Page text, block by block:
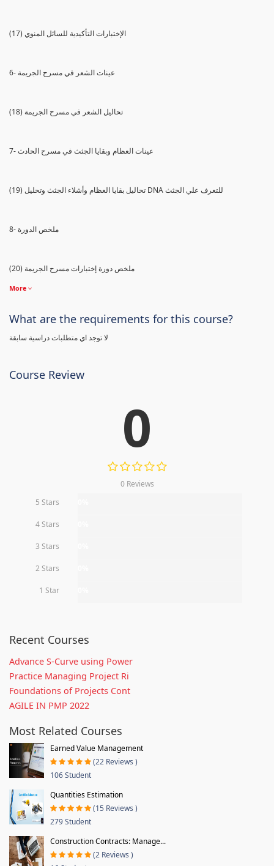
(17) الإختبارات التأكيدية للسائل المنوي
6- عينات الشعر في مسرح الجريمة
(18) تحاليل الشعر في مسرح الجريمة
7- عينات العظام وبقايا الجثث في مسرح الحادث
(19) تحاليل بقايا العظام وأشلاء الجثث وتحليل DNA للتعرف علي الجثث
8- ملخص الدورة
(20) ملخص دورة إختبارات مسرح الجريمة
More
What are the requirements for this course?
لا توجد اي متطلبات دراسية سابقة
Course Review
0
0 Reviews
5 Stars
4 Stars
3 Stars
2 Stars
1 Star
Recent Courses
Advance S-Curve using Power
Practice Managing Project Ri
Foundations of Projects Cont
AGILE IN PMP 2022
Most Related Courses
Earned Value Management
(22 Reviews )
106 Student
Quantities Estimation
(15 Reviews )
279 Student
Construction Contracts: Manage...
(2 Reviews )